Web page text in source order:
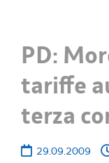
PD:
tariffe
terza
29.09.2009